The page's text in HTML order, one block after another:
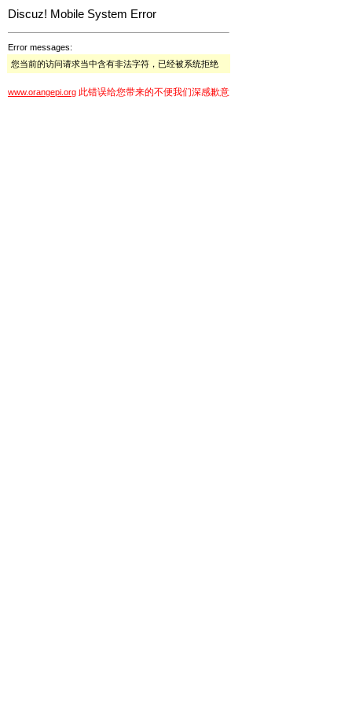
Discuz! Mobile System Error
Error messages:
您当前的访问请求当中含有非法字符，已经被系统拒绝
www.orangepi.org 此错误给您带来的不便我们深感歉意